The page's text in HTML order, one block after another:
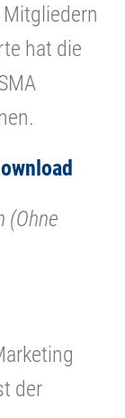
hat die
(Ohne
der